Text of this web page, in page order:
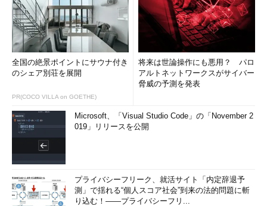
全国の絶景ポイントにサウナ付き
のシェア別荘を展開
PR(COCO VILLA on GOETHE)
将来は世論操作にも悪用？ パロ
アルトネットワークスがサイバー
脅威の予測を発表
Microsoft、「Visual Studio Code」の「November 2
019」リリースを公開
プライバシーフリーク、就活サイト「内定辞退予
測」で揺れる“個人スコア社会”到来の法的問題に斬
り込む！――プライバシーフリ...